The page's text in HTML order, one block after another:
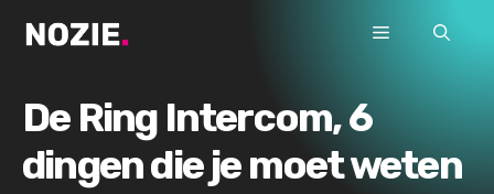
naar
inhoud
Menu
De Ring Intercom, 6
dingen die je moet weten